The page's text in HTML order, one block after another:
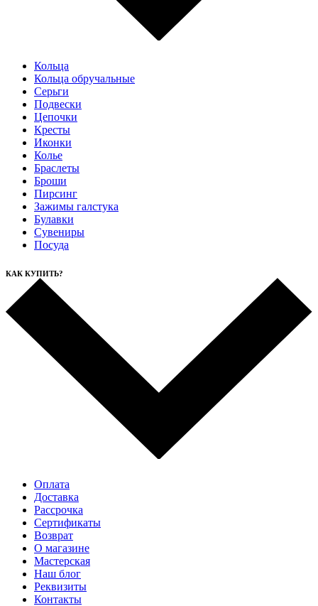
Кольца
Кольца обручальные
Серьги
Подвески
Цепочки
Кресты
Иконки
Колье
Браслеты
Броши
Пирсинг
Зажимы галстука
Булавки
Сувениры
Посуда
КАК КУПИТЬ?
Оплата
Доставка
Рассрочка
Cертификаты
Возврат
О магазине
Мастерская
Наш блог
Реквизиты
Контакты